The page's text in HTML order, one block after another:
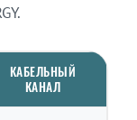
КАБЕЛЬНЫЙ
КАНАЛ